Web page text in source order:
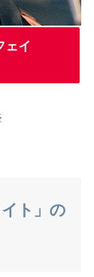
ェイ
ト」の